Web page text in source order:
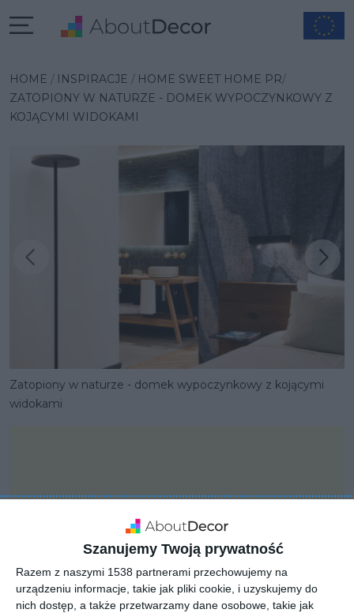
Szanujemy Twoją prywatność
Razem z naszymi 1538 partnerami przechowujemy na
urządzeniu informacje, takie jak pliki cookie, i uzyskujemy do
nich dostęp, a także przetwarzamy dane osobowe, takie jak
HOME INSPIRACJE
HOME SWEET HOME PR
ZATOPIONY W NATURZE - DOMEK WYPOCZYNKOWY Z
KOJĄCYMI WIDOKAMI
Poprzednia inspiracja
Następna inspiracja
Zatopiony w naturze - domek wypoczynkowy z kojącymi
widokami